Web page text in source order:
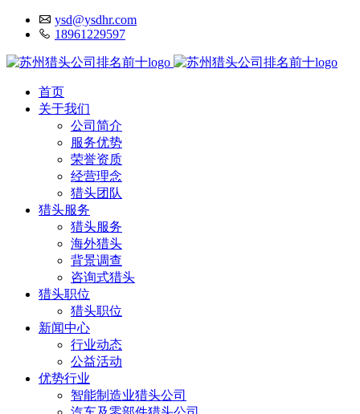
ysd@ysdhr.com
18961229597
首页
关于我们
公司简介
服务优势
荣誉资质
经营理念
猎头团队
猎头服务
猎头服务
海外猎头
背景调查
咨询式猎头
猎头职位
猎头职位
新闻中心
行业动态
公益活动
优势行业
智能制造业猎头公司